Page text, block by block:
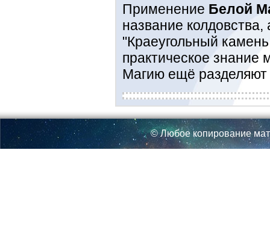
Применение Белой
название
"Краеугольный
практическое знание
Магию ещё
© Любое копирование